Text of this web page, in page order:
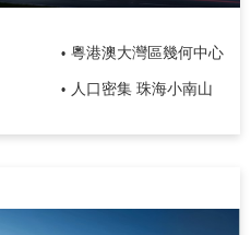
• 粵港澳大灣區幾何中心
• 人口密集 珠海小南山